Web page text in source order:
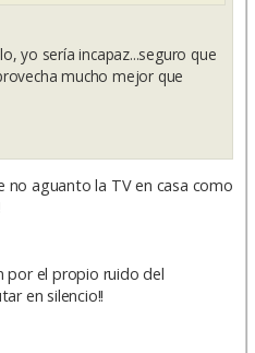
yo sería incapaz...seguro que
mucho mejor que
no aguanto la TV en casa como
por el propio ruido del
en silencio!!